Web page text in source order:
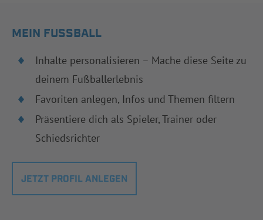
MEIN FUSSBALL
Inhalte personalisieren – Mache diese Seite zu
deinem Fußballerlebnis
Favoriten anlegen, Infos und Themen filtern
Präsentiere dich als Spieler, Trainer oder
Schiedsrichter
JETZT PROFIL ANLEGEN